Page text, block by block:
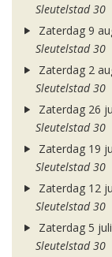
Sleutelstad 30
Zaterdag 9
Sleutelstad 30
Zaterdag 2
Sleutelstad 30
Zaterdag 26
Sleutelstad 30
Zaterdag 19
Sleutelstad 30
Zaterdag 12
Sleutelstad 30
Zaterdag 5
Sleutelstad 30